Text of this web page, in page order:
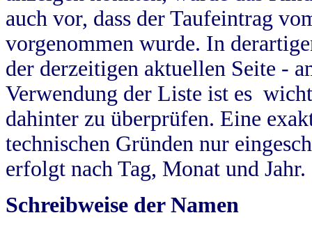
auch vor, dass der Taufeintrag
vorgenommen wurde. In
der derzeitigen aktuellen Seite -
Verwendung der Liste ist es
dahinter zu überprüfen. Eine
technischen Gründen nur
erfolgt nach Tag, Monat und Jahr.
Schreibweise der Namen